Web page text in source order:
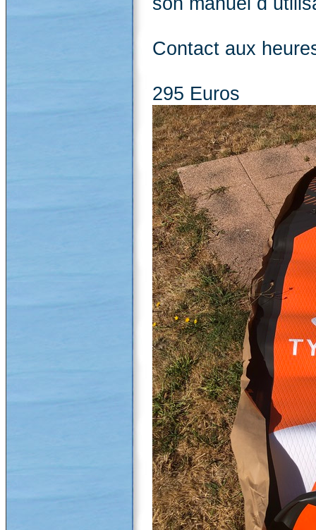
Contact aux
295 Euros